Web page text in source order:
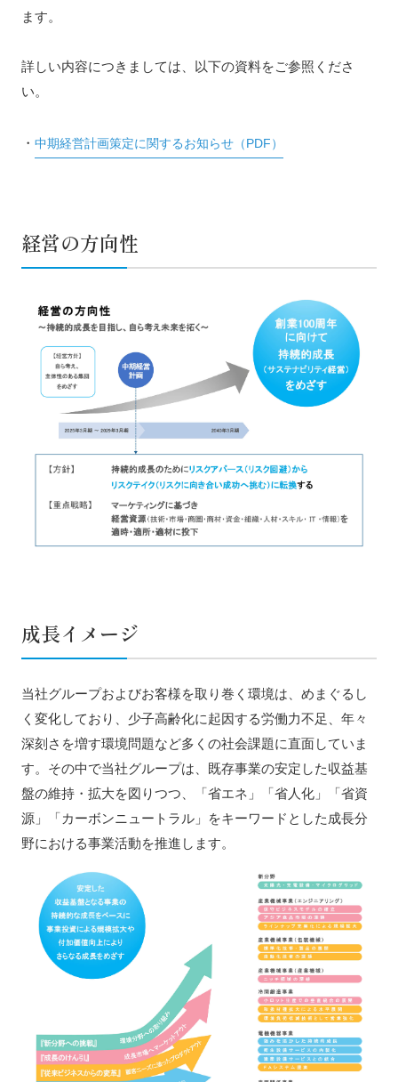
ます。
詳しい内容につきましては、以下の資料をご参照くださ
い。
・ 中期経営計画策定に関するお知らせ（PDF）
経営の方向性
成長イメージ
当社グループおよびお客様を取り巻く環境は、めまぐるし
く変化しており、少子高齢化に起因する労働力不足、年々
深刻さを増す環境問題など多くの社会課題に直面していま
す。その中で当社グループは、既存事業の安定した収益基
盤の維持・拡大を図りつつ、「省エネ」「省人化」「省資
源」「カーボンニュートラル」をキーワードとした成長分
野における事業活動を推進します。